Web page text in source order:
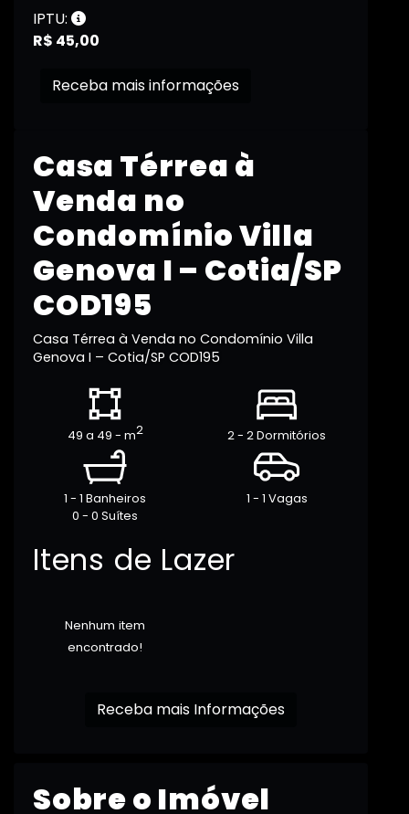
Casa Térrea à
Venda no
Condomínio Villa
Genova I – Cotia/SP
COD195
Casa Térrea à Venda no Condomínio Villa
Genova I – Cotia/SP COD195
49 a 49 - m2 2 - 2 Dormitórios
1 - 1 Banheiros
0 - 0 Suítes
1 - 1 Vagas
Itens de Lazer
Nenhum item
encontrado!
Receba mais Informações
Sobre o Imóvel
IPTU:
R$ 45,00
Receba mais informações